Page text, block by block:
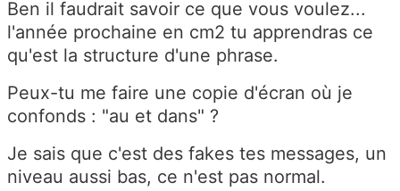
Ben il faudrait savoir ce que vous voulez...
l'année prochaine en cm2 tu apprendras ce
qu'est la structure d'une phrase.
Peux-tu me faire une copie d'écran où je
confonds : "au et dans" ?
Je sais que c'est des fakes tes messages, un
niveau aussi bas, ce n'est pas normal.